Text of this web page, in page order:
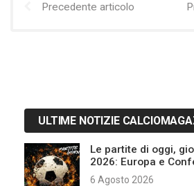
Precedente articolo
ULTIME NOTIZIE
Le partite di oggi,
2026: Europa e
6 Agosto 2026